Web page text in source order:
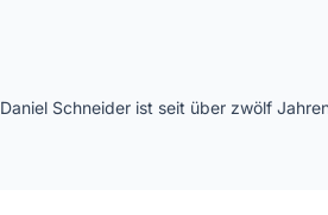
Daniel Schneider ist seit über zwölf